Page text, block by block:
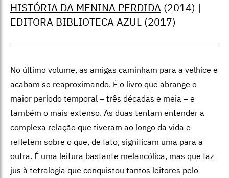
HISTÓRIA DA MENINA PERDIDA (2014) |
EDITORA BIBLIOTECA AZUL (2017)
No último volume, as amigas caminham para a velhice e
acabam se reaproximando. É o livro que abrange o
maior período temporal – três décadas e meia – e
também o mais extenso. As duas tentam entender a
complexa relação que tiveram ao longo da vida e
refletem sobre o que, de fato, significam uma para a
outra. É uma leitura bastante melancólica, mas que faz
jus à tetralogia que conquistou tantos leitores pelo